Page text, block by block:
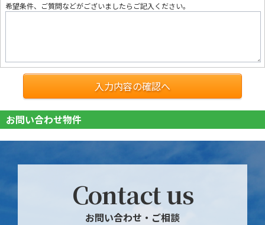
希望条件、ご質問などがございましたらご記入ください。
入力内容の確認へ
お問い合わせ物件
Contact us
お問い合わせ・ご相談